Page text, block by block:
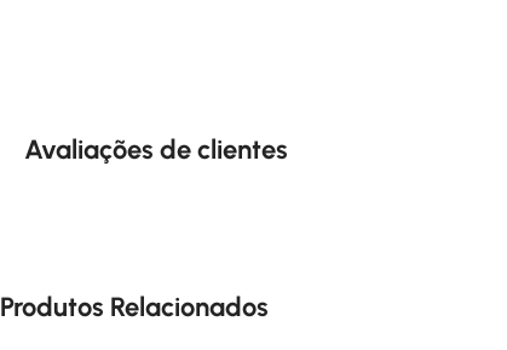
Avaliações de clientes
Produtos Relacionados